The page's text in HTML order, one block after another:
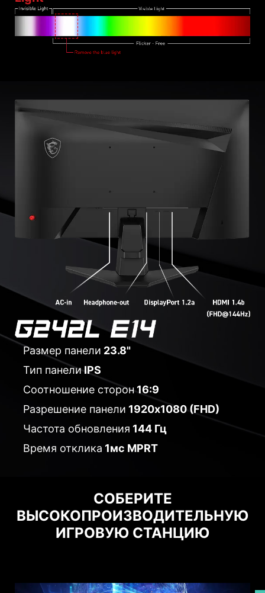
Размер панели 23.8"
Тип панелиIPS
Соотношение сторон16:9
Разрешение панели 1920x1080 (FHD)
Частота обновления 144 Гц
Время отклика 1мс MPRT
СОБЕРИТЕ
ВЫСОКОПРОИЗВОДИТЕЛЬНУЮ
ИГРОВУЮ СТАНЦИЮ